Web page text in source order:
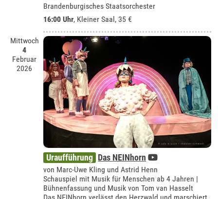
Brandenburgisches Staatsorchester
16:00 Uhr, Kleiner Saal , 35 €
Mittwoch
4
Februar
2026
Uraufführung Das NEINhorn
von Marc-Uwe Kling und Astrid Henn
Schauspiel mit Musik für Menschen ab 4 Jahren |
Bühnenfassung und Musik von Tom van Hasselt